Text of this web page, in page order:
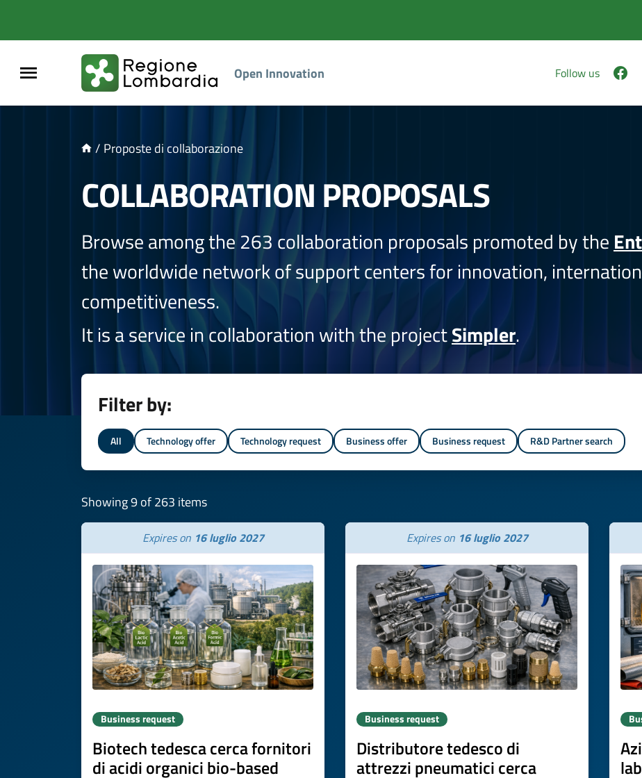
Open Innovation Follow us
/ Proposte di collaborazione
COLLABORATION PROPOSALS
Browse among the 263 collaboration proposals promoted by the
the worldwide network of support centers for innovation,
competitiveness.
It is a service in collaboration with the projectSimpler.
Filter by:
All Technology offer Technology request Business offer Business request R&D Partner search
Showing 9 of 263 items
Expires on 16 luglio 2027
Business request
Biotech tedesca cerca fornitori
di acidi organici bio-based
Expires on 16 luglio 2027
Business request
Distributore tedesco di
attrezzi pneumatici cerca